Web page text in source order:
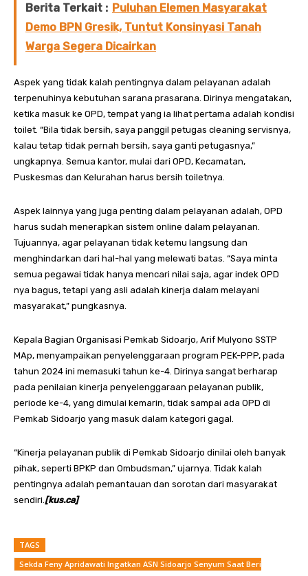
Berita Terkait : Puluhan Elemen Masyarakat
Demo BPN Gresik, Tuntut Konsinyasi Tanah
Warga Segera Dicairkan
Aspek yang tidak kalah pentingnya dalam pelayanan adalah
terpenuhinya kebutuhan sarana prasarana. Dirinya mengatakan,
ketika masuk ke OPD, tempat yang ia lihat pertama adalah kondisi
toilet. “Bila tidak bersih, saya panggil petugas cleaning servisnya,
kalau tetap tidak pernah bersih, saya ganti petugasnya,”
ungkapnya. Semua kantor, mulai dari OPD, Kecamatan,
Puskesmas dan Kelurahan harus bersih toiletnya.
Aspek lainnya yang juga penting dalam pelayanan adalah, OPD
harus sudah menerapkan sistem online dalam pelayanan.
Tujuannya, agar pelayanan tidak ketemu langsung dan
menghindarkan dari hal-hal yang melewati batas. “Saya minta
semua pegawai tidak hanya mencari nilai saja, agar indek OPD
nya bagus, tetapi yang asli adalah kinerja dalam melayani
masyarakat,” pungkasnya.
Kepala Bagian Organisasi Pemkab Sidoarjo, Arif Mulyono SSTP
MAp, menyampaikan penyelenggaraan program PEK-PPP, pada
tahun 2024 ini memasuki tahun ke-4. Dirinya sangat berharap
pada penilaian kinerja penyelenggaraan pelayanan publik,
periode ke-4, yang dimulai kemarin, tidak sampai ada OPD di
Pemkab Sidoarjo yang masuk dalam kategori gagal.
“Kinerja pelayanan publik di Pemkab Sidoarjo dinilai oleh banyak
pihak, seperti BPKP dan Ombudsman,” ujarnya. Tidak kalah
pentingnya adalah pemantauan dan sorotan dari masyarakat
sendiri. [kus.ca]
TAGS
Sekda Feny Apridawati Ingatkan ASN Sidoarjo Senyum Saat Beri